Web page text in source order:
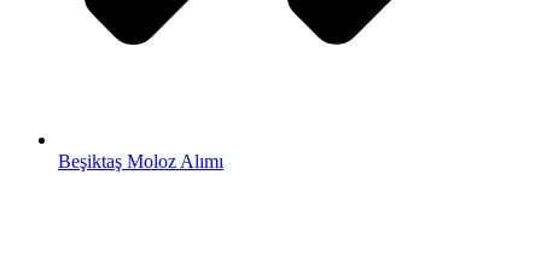
Beşiktaş Moloz Alımı